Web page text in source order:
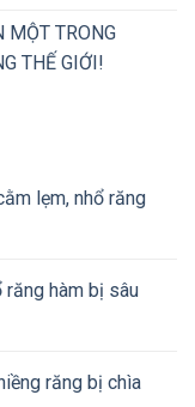
MỘT TRONG
THẾ GIỚI!
lẹm, nhổ răng
răng hàm bị sâu
răng bị chìa